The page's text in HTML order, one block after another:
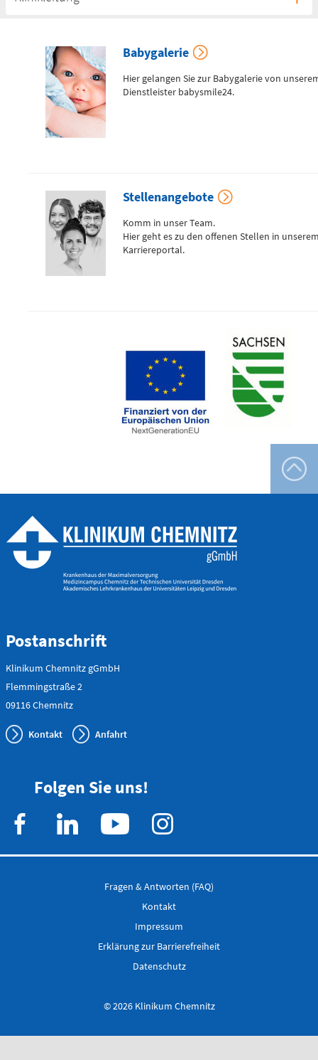
Dr. med. Sven Seifert
Fax: 0371 333-43433
Kontakt via E-Mail
Dr. med. Thomas Grube
Tel.: 0371 333-43478
Kontakt via E-Mail
Dr. med. Mike Brandt
0371 333-43480
Kontakt via E-Mail
Leitender Oberarzt Thoraxchirurgie
Babygalerie
Hier gelangen Sie zur Babygalerie von
Dienstleister babysmile24.
Stellenangebote
Komm in unser Team.
Hier geht es zu den offenen Stellen in
Karriereportal.
Postanschrift
Klinikum Chemnitz gGmbH
Flemmingstraße 2
09116 Chemnitz
Kontakt Anfahrt
Folgen Sie uns!
Fragen & Antworten (FAQ)
Kontakt
Impressum
Erklärung zur Barrierefreiheit
Datenschutz
© 2026 Klinikum Chemnitz